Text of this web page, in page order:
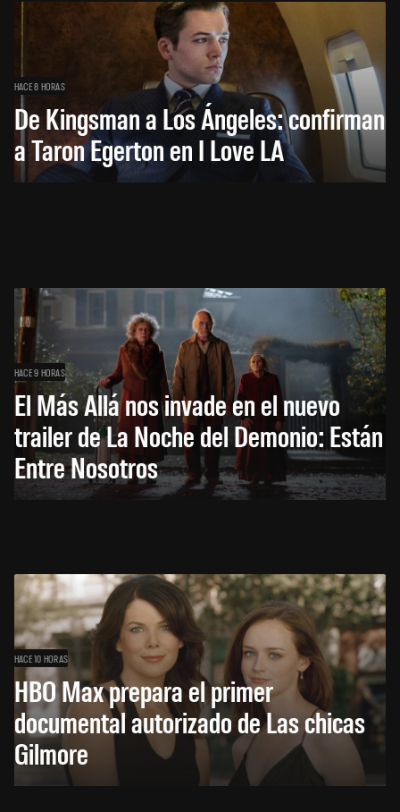
HACE 8 HORAS
De Kingsman a Los Ángeles: confirman
a Taron Egerton en I Love LA
HACE 9 HORAS
El Más Allá nos invade en el nuevo
trailer de La Noche del Demonio: Están
Entre Nosotros
HACE 10 HORAS
HBO Max prepara el primer
documental autorizado de Las chicas
Gilmore